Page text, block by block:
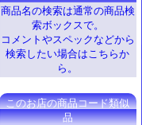
商品名の検索は通常の商品検
索ボックスで。
コメントやスペックなどから
検索したい場合はこちらか
ら。
このお店の商品コード類似
品